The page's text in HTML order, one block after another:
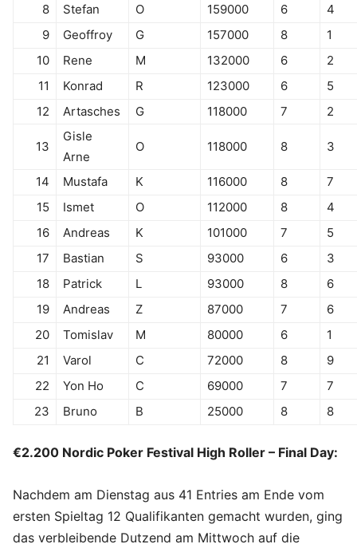
8
Stefan O 159000 6
4
9
Geoffroy G 157000 8
1
10
Rene M 132000 6
2
11
Konrad R 123000 6
5
12
Artasches G 118000 7 2
13
Gisle
Arne
O 118000 8 3
14 Mustafa K 116000 8
7
15
Ismet O 112000 8
4
16
Andreas K 101000 7
5
17
Bastian S 93000 6
3
18
Patrick L 93000 8
6
19
Andreas Z 87000 7
6
20
Tomislav M 80000 6
1
21
Varol C 72000 8
9
22
Yon Ho C 69000 7
7
23
Bruno B 25000 8 8
€2.200 Nordic Poker Festival High Roller – Final Day:
Nachdem am Dienstag aus 41 Entries am Ende vom
ersten Spieltag 12 Qualifikanten gemacht wurden, ging
das verbleibende Dutzend am Mittwoch auf die